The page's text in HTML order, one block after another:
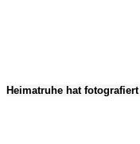
Heimatruhe hat